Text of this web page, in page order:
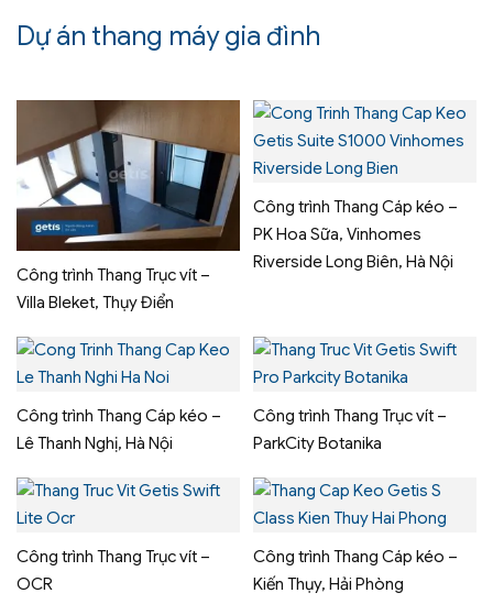
Dự án thang máy gia đình
Công trình Thang Trục vít –
Villa Bleket, Thụy Điển
Công trình Thang Cáp kéo –
PK Hoa Sữa, Vinhomes
Riverside Long Biên, Hà Nội
Công trình Thang Cáp kéo –
Lê Thanh Nghị, Hà Nội
Công trình Thang Trục vít –
ParkCity Botanika
Công trình Thang Trục vít –
OCR
Công trình Thang Cáp kéo –
Kiến Thụy, Hải Phòng